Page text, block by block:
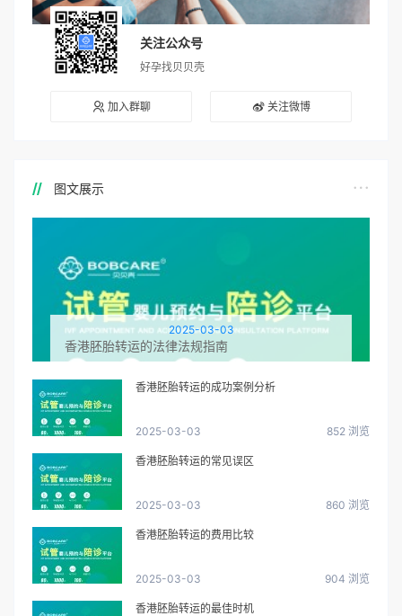
关注公众号
好孕找贝贝壳
加入群聊 关注微博
图文展示
2025-03-03
香港胚胎转运的法律法规指南
香港胚胎转运的成功案例分析
2025-03-03 852 浏览
香港胚胎转运的常见误区
2025-03-03 860 浏览
香港胚胎转运的费用比较
2025-03-03 904 浏览
香港胚胎转运的最佳时机